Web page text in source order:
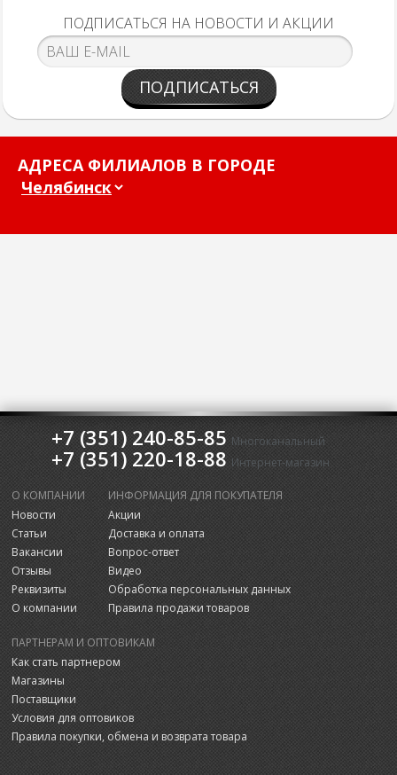
ПОДПИСАТЬСЯ НА НОВОСТИ И АКЦИИ
ПОДПИСАТЬСЯ
АДРЕСА ФИЛИАЛОВ В ГОРОДЕ
+7 (351) 240-85-85 Многоканальный
+7 (351) 220-18-88 Интернет-магазин
О КОМПАНИИ
Новости
Статьи
Вакансии
Отзывы
Реквизиты
О компании
ИНФОРМАЦИЯ ДЛЯ ПОКУПАТЕЛЯ
Акции
Доставка и оплата
Вопрос-ответ
Видео
Обработка персональных данных
Правила продажи товаров
ПАРТНЕРАМ И ОПТОВИКАМ
Как стать партнером
Магазины
Поставщики
Условия для оптовиков
Правила покупки, обмена и возврата товара